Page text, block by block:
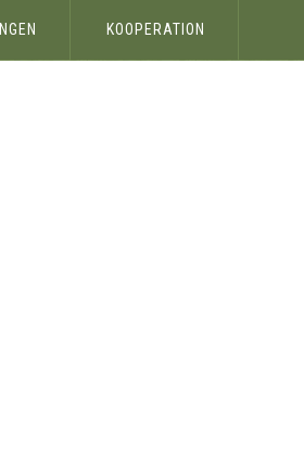
KOOPERATION